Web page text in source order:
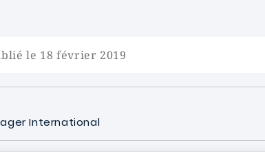
le 18 février 2019
International